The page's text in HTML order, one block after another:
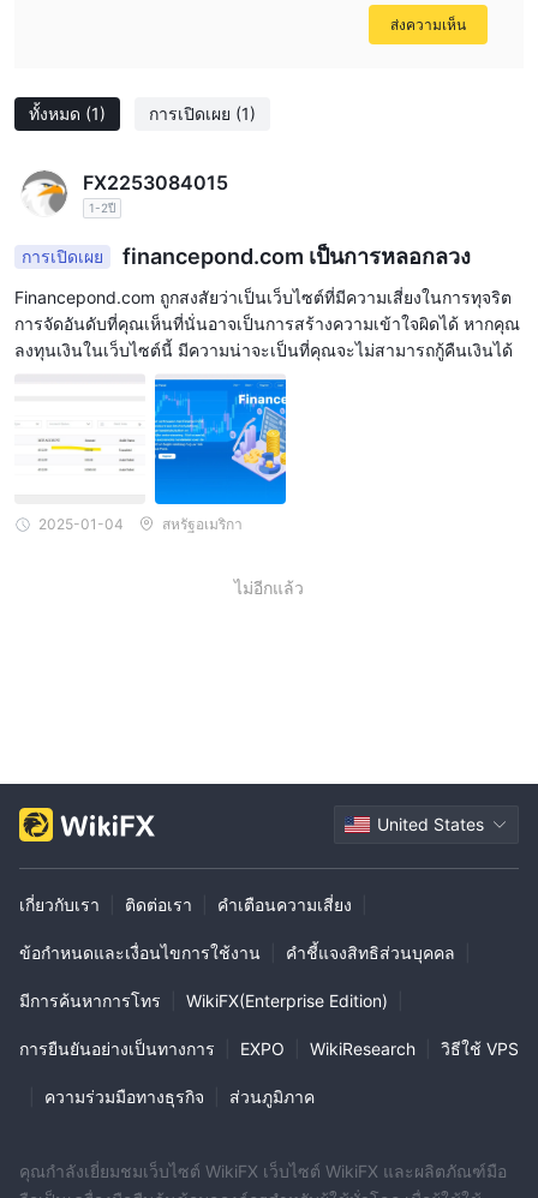
ทั้งหมด (1) การเปิดเผย (1)
FX2253084015
1-2ปี
การเปิดเผย financepond.com เป็นการหลอกลวง
Financepond.com ถูกสงสัยว่าเป็นเว็บไซต์ที่มีความเสี่ยงในการทุจริต
การจัดอันดับที่คุณเห็นที่นั่นอาจเป็นการสร้างความเข้าใจผิดได้ หากคุณ
ลงทุนเงินในเว็บไซต์นี้ มีความน่าจะเป็นที่คุณจะไม่สามารถกู้คืนเงินได้
2025-01-04 สหรัฐอเมริกา
ไม่อีกแล้ว
ส่งความเห็น
United States
เกี่ยวกับเรา ติดต่อเรา คำเตือนความเสี่ยง
ข้อกำหนดและเงื่อนไขการใช้งาน คำชี้แจงสิทธิส่วนบุคคล
มีการค้นหาการโทร WikiFX(Enterprise Edition)
การยืนยันอย่างเป็นทางการ EXPO WikiResearch วิธีใช้ VPS
ความร่วมมือทางธุรกิจ ส่วนภูมิภาค
คุณกำลังเยี่ยมชมเว็บไซต์ WikiFX เว็บไซต์ WikiFX และผลิตภัณฑ์มือ